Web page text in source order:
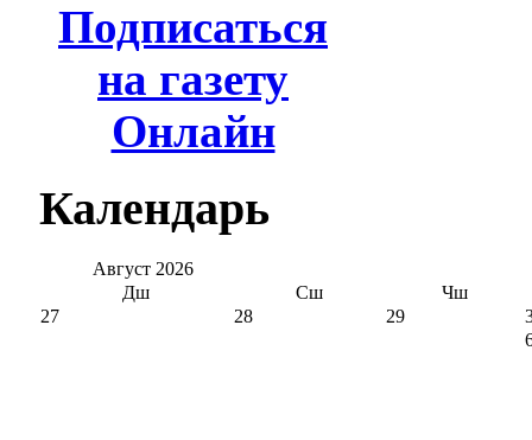
Подписаться
на газету
Онлайн
Календарь
Август 2026
Дш
Сш
Чш
27
28 29